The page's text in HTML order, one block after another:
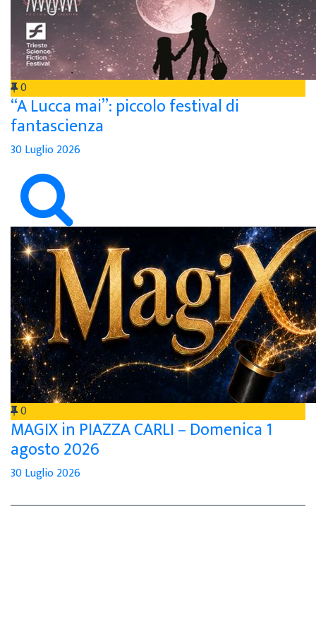
0
“A Lucca mai”: piccolo festival di
fantascienza
30 Luglio 2026
0
MAGIX in PIAZZA CARLI – Domenica 1
agosto 2026
30 Luglio 2026